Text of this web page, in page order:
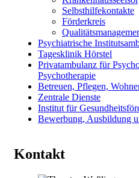
Selbsthilfekontakte
Förderkreis
Psychiatrische
Tagesklinik Hörstel
Privatambulanz für
Psychotherapie
Betreuen, Pflegen,
Zentrale Dienste
Institut für
Bewerbung, Ausbildung
Kontakt